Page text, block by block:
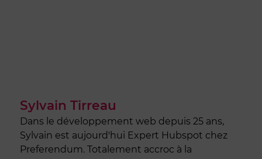
Sylvain Tirreau
Dans le développement web depuis 25 ans,
Sylvain est aujourd'hui Expert Hubspot chez
Preferendum. Totalement accroc à la